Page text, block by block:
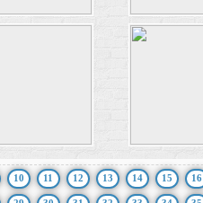
10 11 12 13 14 15 16